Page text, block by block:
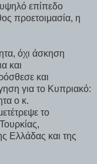
επίπεδο
προετοιμασία, η
όχι άσκηση
και
και
για το Κυπριακό:
ο κ.
το
Ελλάδας και της